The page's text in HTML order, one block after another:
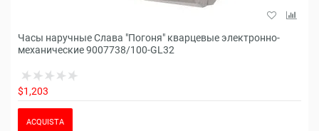
Часы наручные Слава "Погоня" кварцевые электронно-
механические 9007738/100-GL32
$1,203
ACQUISTA